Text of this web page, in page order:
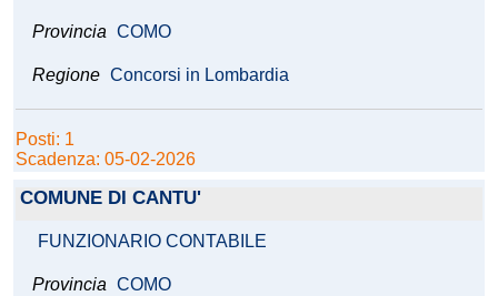
Provincia COMO
Regione Concorsi in Lombardia
Posti: 1
Scadenza: 05-02-2026
COMUNE DI CANTU'
FUNZIONARIO CONTABILE
Provincia COMO